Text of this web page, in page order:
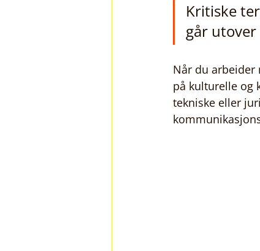
Kritiske
går
Når du
på kulturelle og
tekniske eller